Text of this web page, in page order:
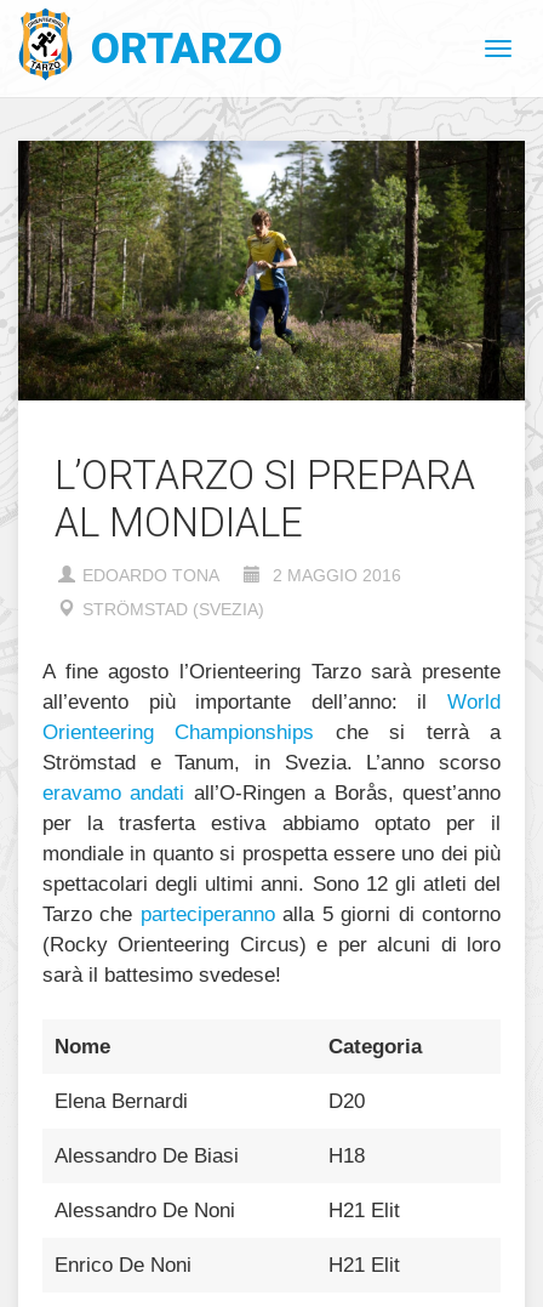
ORTARZO
L’ORTARZO SI PREPARA
AL MONDIALE
EDOARDO TONA
2 MAGGIO 2016
STRÖMSTAD (SVEZIA)
A fine agosto l’Orienteering Tarzo sarà presente
all’evento più importante dell’anno: il World
Orienteering Championships che si terrà a
Strömstad e Tanum, in Svezia. L’anno scorso
eravamo andati all’O-Ringen a Borås, quest’anno
per la trasferta estiva abbiamo optato per il
mondiale in quanto si prospetta essere uno dei più
spettacolari degli ultimi anni. Sono 12 gli atleti del
Tarzo che parteciperannoalla 5 giorni di contorno
(Rocky Orienteering Circus) e per alcuni di loro
sarà il battesimo svedese!
Nome Categoria
Elena Bernardi D20
Alessandro De Biasi H18
Alessandro De Noni H21 Elit
Enrico De Noni H21 Elit